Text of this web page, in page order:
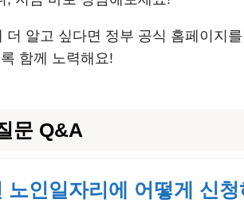
더 알고 싶다면 정부 공식 홈페이지
함께 노력해요!
문 Q&A
노인일자리에 어떻게 신